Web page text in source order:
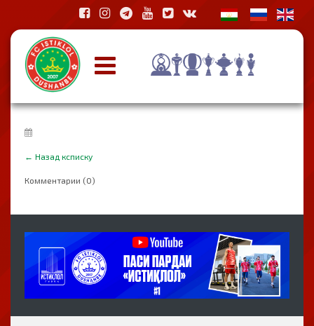
← Назад ксписку
Комментарии (0)